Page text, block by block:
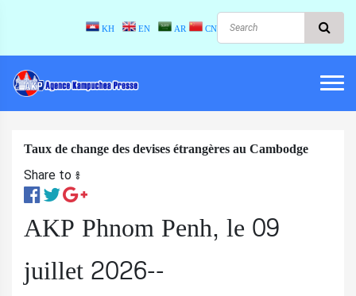
KH EN AR CN
Taux de change des devises étrangères au Cambodge
Share to ៖​
AKP Phnom Penh, le 09
juillet 2026--